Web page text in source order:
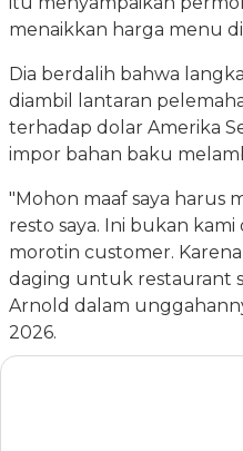
menaikkan harga menu
Dia berdalih bahwa
diambil lantaran
terhadap dolar Amerika
impor bahan baku
"Mohon maaf saya harus
resto saya. Ini bukan
morotin customer. Karena
daging untuk restaurant
Arnold dalam
2026.